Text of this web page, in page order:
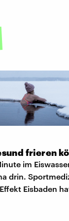
frieren
im
drin.
Eisbaden